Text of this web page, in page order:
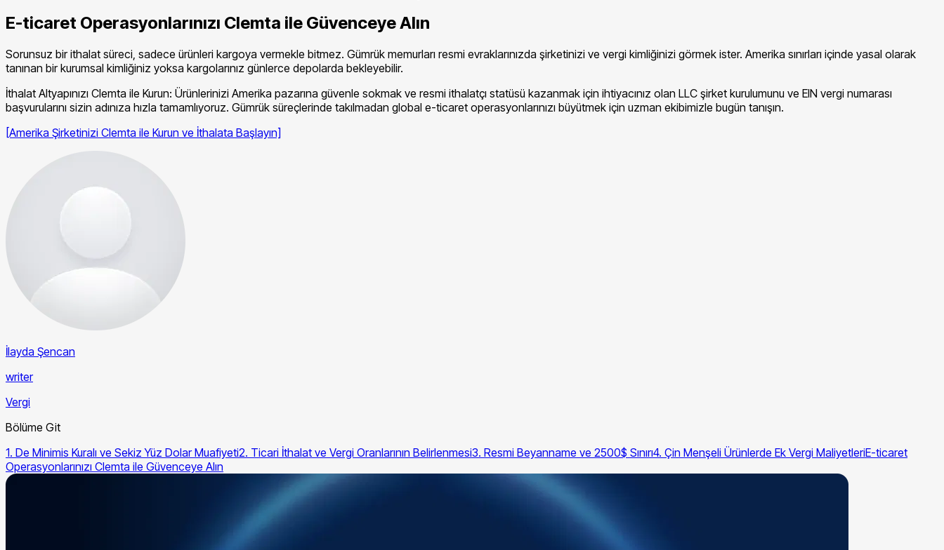
E-ticaret Operasyonlarınızı Clemta ile Güvenceye Alın
Sorunsuz bir ithalat süreci, sadece ürünleri kargoya vermekle bitmez. Gümrük memurları resmi evraklarınızda şirketinizi ve vergi kimliğinizi görmek ister. Amerika sınırları içinde yasal olarak
tanınan bir kurumsal kimliğiniz yoksa kargolarınız günlerce depolarda bekleyebilir.
İthalat Altyapınızı Clemta ile Kurun: Ürünlerinizi Amerika pazarına güvenle sokmak ve resmi ithalatçı statüsü kazanmak için ihtiyacınız olan LLC şirket kurulumunu ve EIN vergi numarası
başvurularını sizin adınıza hızla tamamlıyoruz. Gümrük süreçlerinde takılmadan global e-ticaret operasyonlarınızı büyütmek için uzman ekibimizle bugün tanışın.
[Amerika Şirketinizi Clemta ile Kurun ve İthalata Başlayın]
İlayda Şencan
writer
Vergi
Bölüme Git
1. De Minimis Kuralı ve Sekiz Yüz Dolar Muafiyeti2. Ticari İthalat ve Vergi Oranlarının Belirlenmesi3. Resmi Beyanname ve 2500$ Sınırı4. Çin Menşeli Ürünlerde Ek Vergi MaliyetleriE-ticaret
Operasyonlarınızı Clemta ile Güvenceye Alın